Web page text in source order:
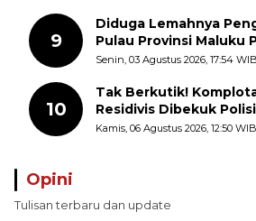
9
Diduga Lemahnya
Pulau Provinsi Maluku
Pungli terhadap
Senin, 03 Agustus 2026, 17:54 WIB
10
Tak Berkutik!
Residivis Dibekuk
Curanmor Di
Kamis, 06 Agustus 2026, 12:50 WIB
Opini
Tulisan terbaru dan update